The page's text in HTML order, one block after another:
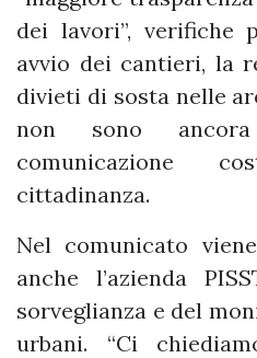
dei lavori”, verifiche
avvio dei cantieri, la
divieti di sosta nelle
non sono
comunicazione
cittadinanza.
Nel comunicato
anche l’azienda
sorveglianza e del
urbani. “Ci